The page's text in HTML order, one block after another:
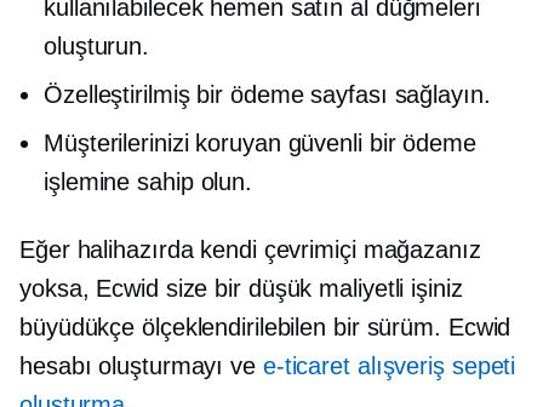
kullanılabilecek hemen satın al düğmeleri
oluşturun.
Özelleştirilmiş bir ödeme sayfası sağlayın.
Müşterilerinizi koruyan güvenli bir ödeme
işlemine sahip olun.
Eğer halihazırda kendi çevrimiçi mağazanız
yoksa, Ecwid size bir düşük maliyetli işiniz
büyüdükçe ölçeklendirilebilen bir sürüm. Ecwid
hesabı oluşturmayı ve e-ticaret alışveriş sepeti